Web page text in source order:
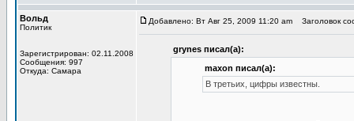
Вольд
Политик
Зарегистрирован: 02.11.2008
Сообщения: 997
Откуда: Самара
Добавлено: Вт Авг 25, 2009 11:20 am Заголовок
grynes писал(а):
maxon писал(а):
В третьих, цифры известны.